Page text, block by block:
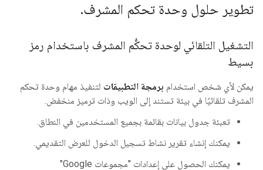
تطوير حلول وحدة تحكم المشرف.
التشغيل التلقائي لوحدة تحكُّم المشرف باستخدام رمز
بسيط
يمكن لأي شخص استخدام برمجة التطبيقات لتنفيذ مهام وحدة تحكم
المشرف تلقائيًا في بيئة تستند إلى الويب وذات ترميز منخفض.
تعبئة جدول بيانات بقائمة بجميع المستخدمين في النطاق.
يمكنك إنشاء تقرير نشاط تسجيل الدخول للعرض التقديمي.
يمكنك الحصول على إعدادات "مجموعات Google"